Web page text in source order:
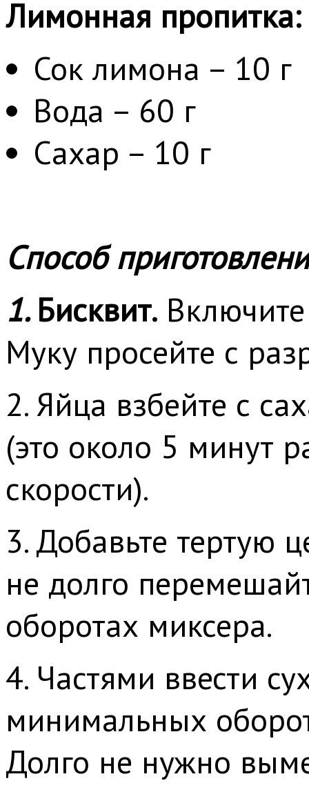
Лимонная пропитка:
Сок лимона – 10 г
Вода – 60 г
Сахар – 10 г
Способ
1.Бисквит.
Муку просейте с
2. Яйца взбейте с
(это около 5 минут
скорости).
3. Добавьте тертую
не долго
оборотах миксера.
4. Частями ввести
минимальных
Долго не нужно